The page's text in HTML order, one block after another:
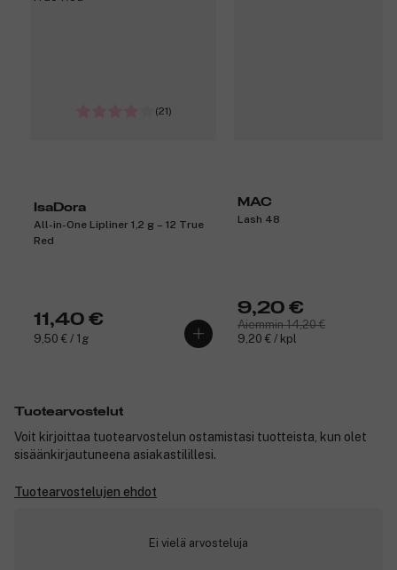
(21)
IsaDora
All-in-One Lipliner 1,2 g – 12 True
Red
11,40 €
9,50 € / 1g
MAC
Lash 48
9,20 €
Aiemmin 14,20 €
9,20 € / kpl
Tuotearvostelut
Voit kirjoittaa tuotearvostelun ostamistasi tuotteista, kun olet
sisäänkirjautuneena asiakastilillesi.
Tuotearvostelujen ehdot
Ei vielä arvosteluja